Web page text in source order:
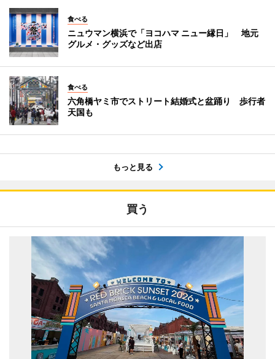
食べる
ニュウマン横浜で「ヨコハマ ニュー縁日」 地元
グルメ・グッズなど出店
食べる
六角橋ヤミ市でストリート結婚式と盆踊り 歩行者
天国も
もっと見る
買う